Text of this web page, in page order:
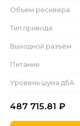
Объём ресивера
Тип привода
Выходной разъём
Питание
Уровень шума дбА
487 715.81 ₽